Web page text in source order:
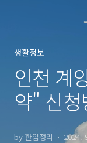
생활정보
인천 계
약" 신
희망타
by 한입정리 2024.